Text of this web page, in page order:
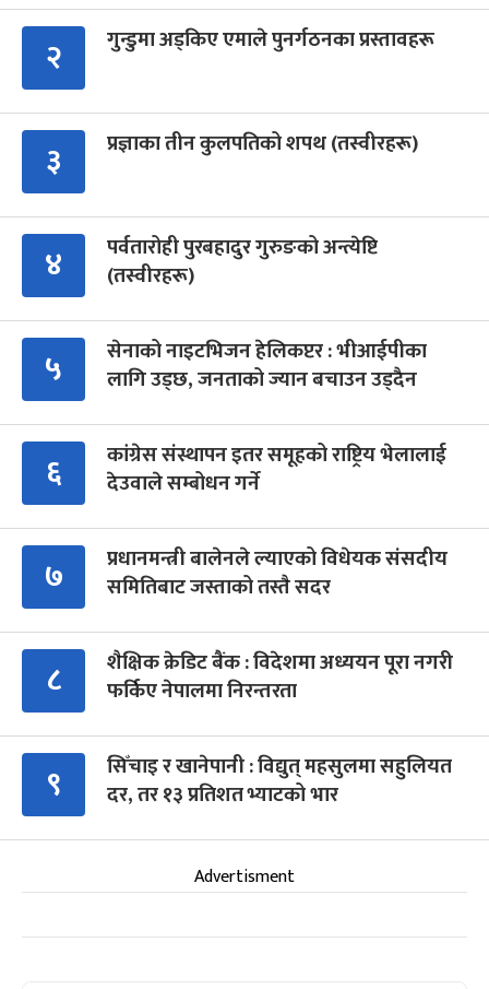
२ गुन्डुमा अड्किए एमाले पुनर्गठनका प्रस्तावहरू
३ प्रज्ञाका तीन कुलपतिको शपथ (तस्वीरहरू)
४
पर्वतारोही पुरबहादुर गुरुङको अन्त्येष्टि
(तस्वीरहरू)
५
सेनाको नाइटभिजन हेलिकप्टर : भीआईपीका
लागि उड्छ, जनताको ज्यान बचाउन उड्दैन
६
कांग्रेस संस्थापन इतर समूहको राष्ट्रिय भेलालाई
देउवाले सम्बोधन गर्ने
७
प्रधानमन्त्री बालेनले ल्याएको विधेयक संसदीय
समितिबाट जस्ताको तस्तै सदर
८
शैक्षिक क्रेडिट बैंक : विदेशमा अध्ययन पूरा नगरी
फर्किए नेपालमा निरन्तरता
९
सिँचाइ र खानेपानी : विद्युत् महसुलमा सहुलियत
दर, तर १३ प्रतिशत भ्याटको भार
Advertisment